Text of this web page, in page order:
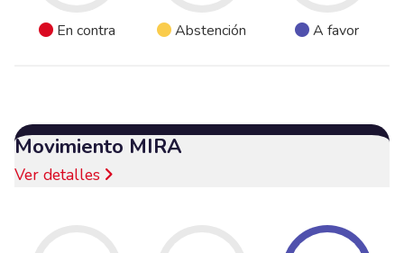
En contra Abstención A favor
Movimiento MIRA
Ver detalles